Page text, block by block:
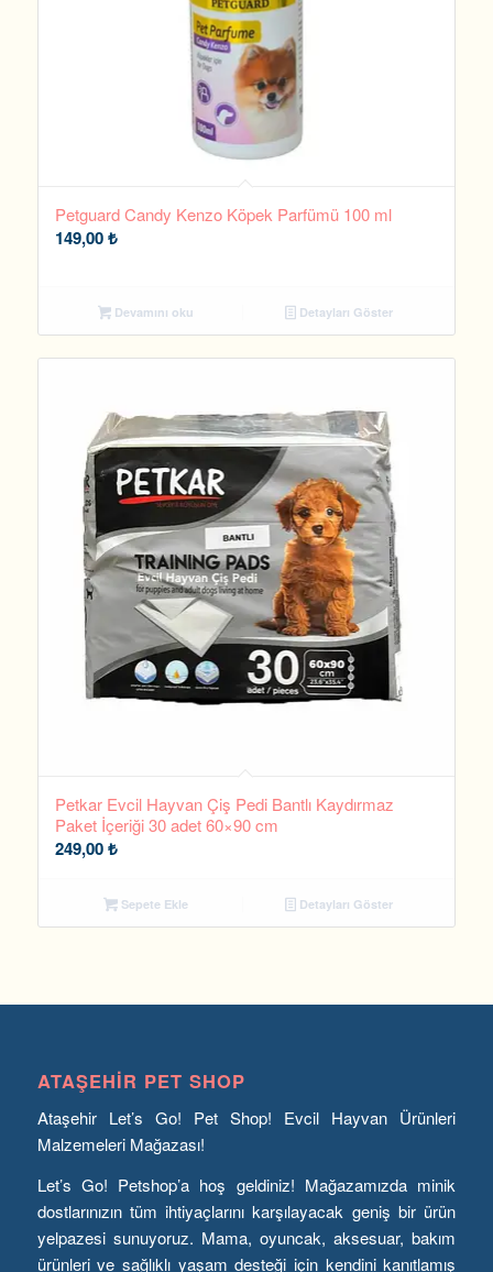
Petguard Candy Kenzo Köpek Parfümü 100 ml
149,00₺
Devamını oku Detayları Göster
Petkar Evcil Hayvan Çiş Pedi Bantlı Kaydırmaz
Paket İçeriği 30 adet 60×90 cm
249,00₺
Sepete Ekle Detayları Göster
ATAŞEHIR PET SHOP
Ataşehir Let’s Go! Pet Shop! Evcil Hayvan Ürünleri
Malzemeleri Mağazası!
Let’s Go! Petshop’a hoş geldiniz! Mağazamızda minik
dostlarınızın tüm ihtiyaçlarını karşılayacak geniş bir ürün
yelpazesi sunuyoruz. Mama, oyuncak, aksesuar, bakım
ürünleri ve sağlıklı yaşam desteği için kendini kanıtlamış